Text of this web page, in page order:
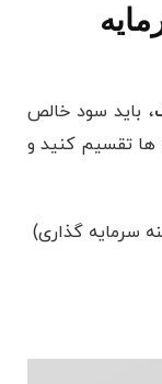
، باید سود خالص
ها تقسیم کنید و
سرمایه گذاری)